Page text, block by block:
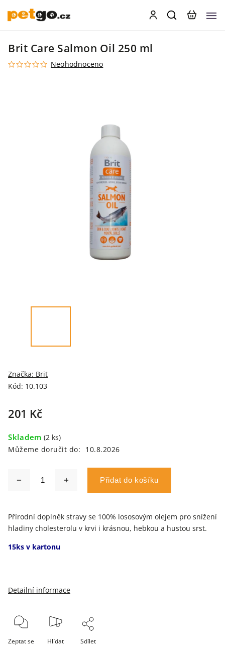
Brit Care Salmon Oil 250 ml
Neohodnoceno
Kód: 10.103
Značka: Brit
201 Kč
Skladem (2 ks)
Můžeme doručit do:
10.8.2026
Přidat do košíku
Přírodní doplněk stravy se 100% lososovým olejem pro snížení
hladiny cholesterolu v krvi i krásnou, hebkou a hustou srst.
15ks v kartonu
Detailní informace
Zeptat se Hlídat Sdílet